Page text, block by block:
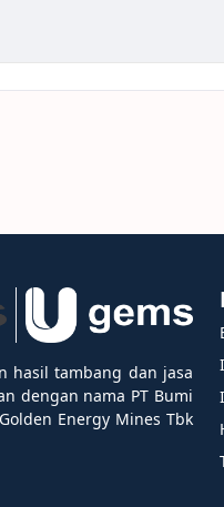
hasil tambang dan jasa
dengan nama PT Bumi
Energy Mines Tbk